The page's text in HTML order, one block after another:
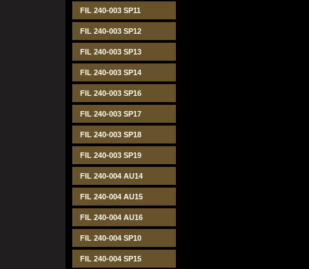
FIL 240-003 SP11
FIL 240-003 SP12
FIL 240-003 SP13
FIL 240-003 SP14
FIL 240-003 SP16
FIL 240-003 SP17
FIL 240-003 SP18
FIL 240-003 SP19
FIL 240-004 AU14
FIL 240-004 AU15
FIL 240-004 AU16
FIL 240-004 SP10
FIL 240-004 SP15